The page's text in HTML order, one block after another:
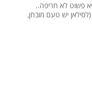
פשוט לא חריפה..
יש טעם מובחן,